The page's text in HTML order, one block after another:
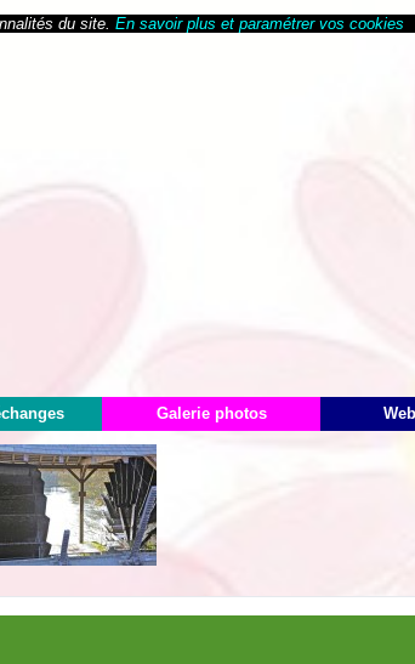
du site. En savoir plus et paramétrer vos cookies
Galerie photos